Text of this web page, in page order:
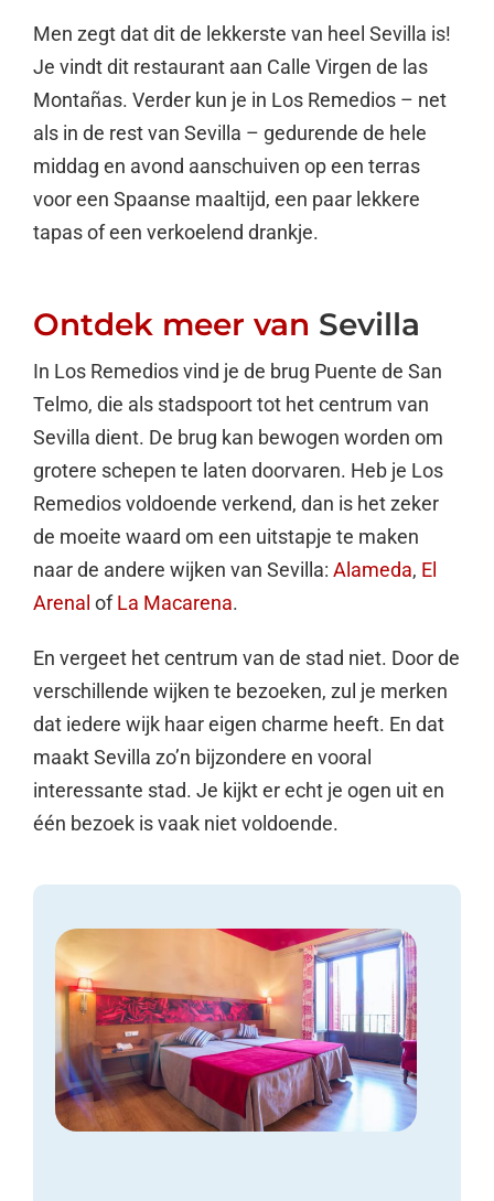
Men zegt dat dit de lekkerste van heel Sevilla is!
Je vindt dit restaurant aan Calle Virgen de las
Montañas. Verder kun je in Los Remedios – net
als in de rest van Sevilla – gedurende de hele
middag en avond aanschuiven op een terras
voor een Spaanse maaltijd, een paar lekkere
tapas of een verkoelend drankje.
Ontdek meer van Sevilla
In Los Remedios vind je de brug Puente de San
Telmo, die als stadspoort tot het centrum van
Sevilla dient. De brug kan bewogen worden om
grotere schepen te laten doorvaren. Heb je Los
Remedios voldoende verkend, dan is het zeker
de moeite waard om een uitstapje te maken
naar de andere wijken van Sevilla: Alameda, El
Arenal ofLa Macarena.
En vergeet het centrum van de stad niet. Door de
verschillende wijken te bezoeken, zul je merken
dat iedere wijk haar eigen charme heeft. En dat
maakt Sevilla zo’n bijzondere en vooral
interessante stad. Je kijkt er echt je ogen uit en
één bezoek is vaak niet voldoende.